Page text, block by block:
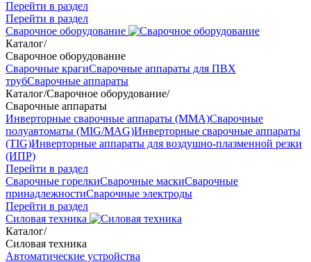
Перейти в раздел
Перейти в раздел
Сварочное оборудование
Каталог/
Сварочное оборудование
Сварочные крагиСварочные аппараты для ПВХ
трубСварочные аппараты
Каталог/Сварочное оборудование/
Сварочные аппараты
Инверторные сварочные аппараты (ММА)Сварочные
полуавтоматы (MIG/MAG)Инверторные сварочные аппараты
(TIG)Инверторные аппараты для воздушно-плазменной резки
(ИПР)
Перейти в раздел
Сварочные горелкиСварочные маскиСварочные
принадлежностиСварочные электроды
Перейти в раздел
Силовая техника
Каталог/
Силовая техника
Автоматические устройства